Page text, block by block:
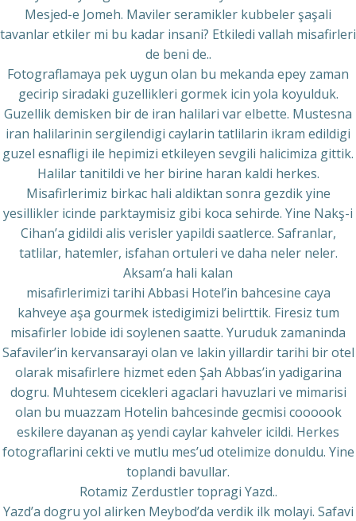
Mesjed-e Jomeh. Maviler seramikler kubbeler şaşali
tavanlar etkiler mi bu kadar insani? Etkiledi vallah misafirleri
de beni de..
Fotograflamaya pek uygun olan bu mekanda epey zaman
gecirip siradaki guzellikleri gormek icin yola koyulduk.
Guzellik demisken bir de iran halilari var elbette. Mustesna
iran halilarinin sergilendigi caylarin tatlilarin ikram edildigi
guzel esnafligi ile hepimizi etkileyen sevgili halicimiza gittik.
Halilar tanitildi ve her birine haran kaldi herkes.
Misafirlerimiz birkac hali aldiktan sonra gezdik yine
yesillikler icinde parktaymisiz gibi koca sehirde. Yine Nakş-i
Cihan’a gidildi alis verisler yapildi saatlerce. Safranlar,
tatlilar, hatemler, isfahan ortuleri ve daha neler neler.
Aksam’a hali kalan
misafirlerimizi tarihi Abbasi Hotel’in bahcesine caya
kahveye aşa gourmek istedigimizi belirttik. Firesiz tum
misafirler lobide idi soylenen saatte. Yuruduk zamaninda
Safaviler’in kervansarayi olan ve lakin yillardir tarihi bir otel
olarak misafirlere hizmet eden Şah Abbas’in yadigarina
dogru. Muhtesem cicekleri agaclari havuzlari ve mimarisi
olan bu muazzam Hotelin bahcesinde gecmisi coooook
eskilere dayanan aş yendi caylar kahveler icildi. Herkes
fotograflarini cekti ve mutlu mes’ud otelimize donuldu. Yine
toplandi bavullar.
Rotamiz Zerdustler topragi Yazd..
Yazd’a dogru yol alirken Meybod’da verdik ilk molayi. Safavi